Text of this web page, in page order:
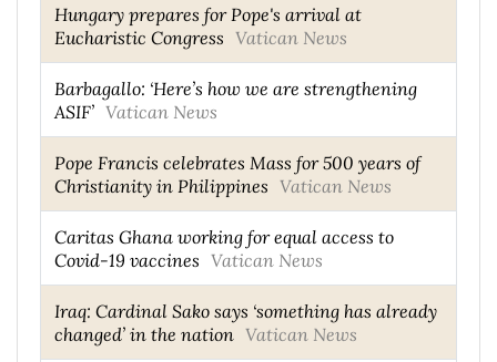
Hungary prepares for Pope's arrival at
Eucharistic Congress Vatican News
Barbagallo: ‘Here’s how we are strengthening
ASIF’ Vatican News
Pope Francis celebrates Mass for 500 years of
Christianity in Philippines Vatican News
Caritas Ghana working for equal access to
Covid-19 vaccines Vatican News
Iraq: Cardinal Sako says ‘something has already
changed’ in the nation Vatican News